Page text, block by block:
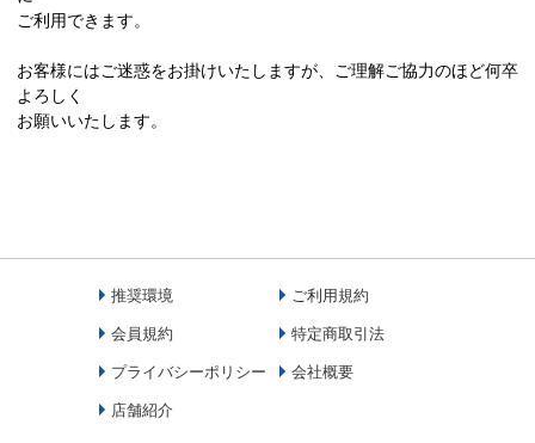
ご利用できます。
お客様にはご迷惑をお掛けいたしますが、ご理解ご協力のほど何卒
よろしく
お願いいたします。
推奨環境 ご利用規約
会員規約 特定商取引法
プライバシーポリシー 会社概要
店舗紹介